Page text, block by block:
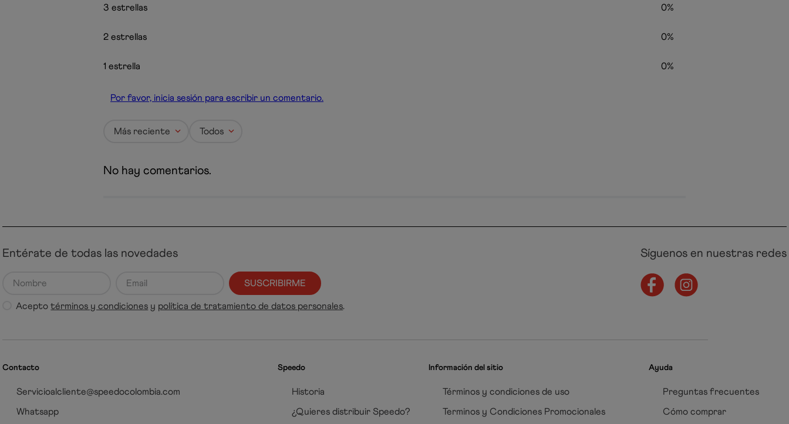
3 estrellas 0%
2 estrellas 0%
1 estrella 0%
Por favor, inicia sesión para escribir un comentario.
Más reciente Todos
No hay comentarios.
Entérate de todas las novedades
SUSCRIBIRME
Aceptotérminos y condiciones y política de tratamiento de datos personales.
Síguenos en nuestras redes
Contacto
Servicioalcliente@speedocolombia.com
Whatsapp
Speedo
Historia
¿Quieres distribuir Speedo?
Información del sitio
Términos y condiciones de uso
Terminos y Condiciones Promocionales
Ayuda
Preguntas frecuentes
Cómo comprar